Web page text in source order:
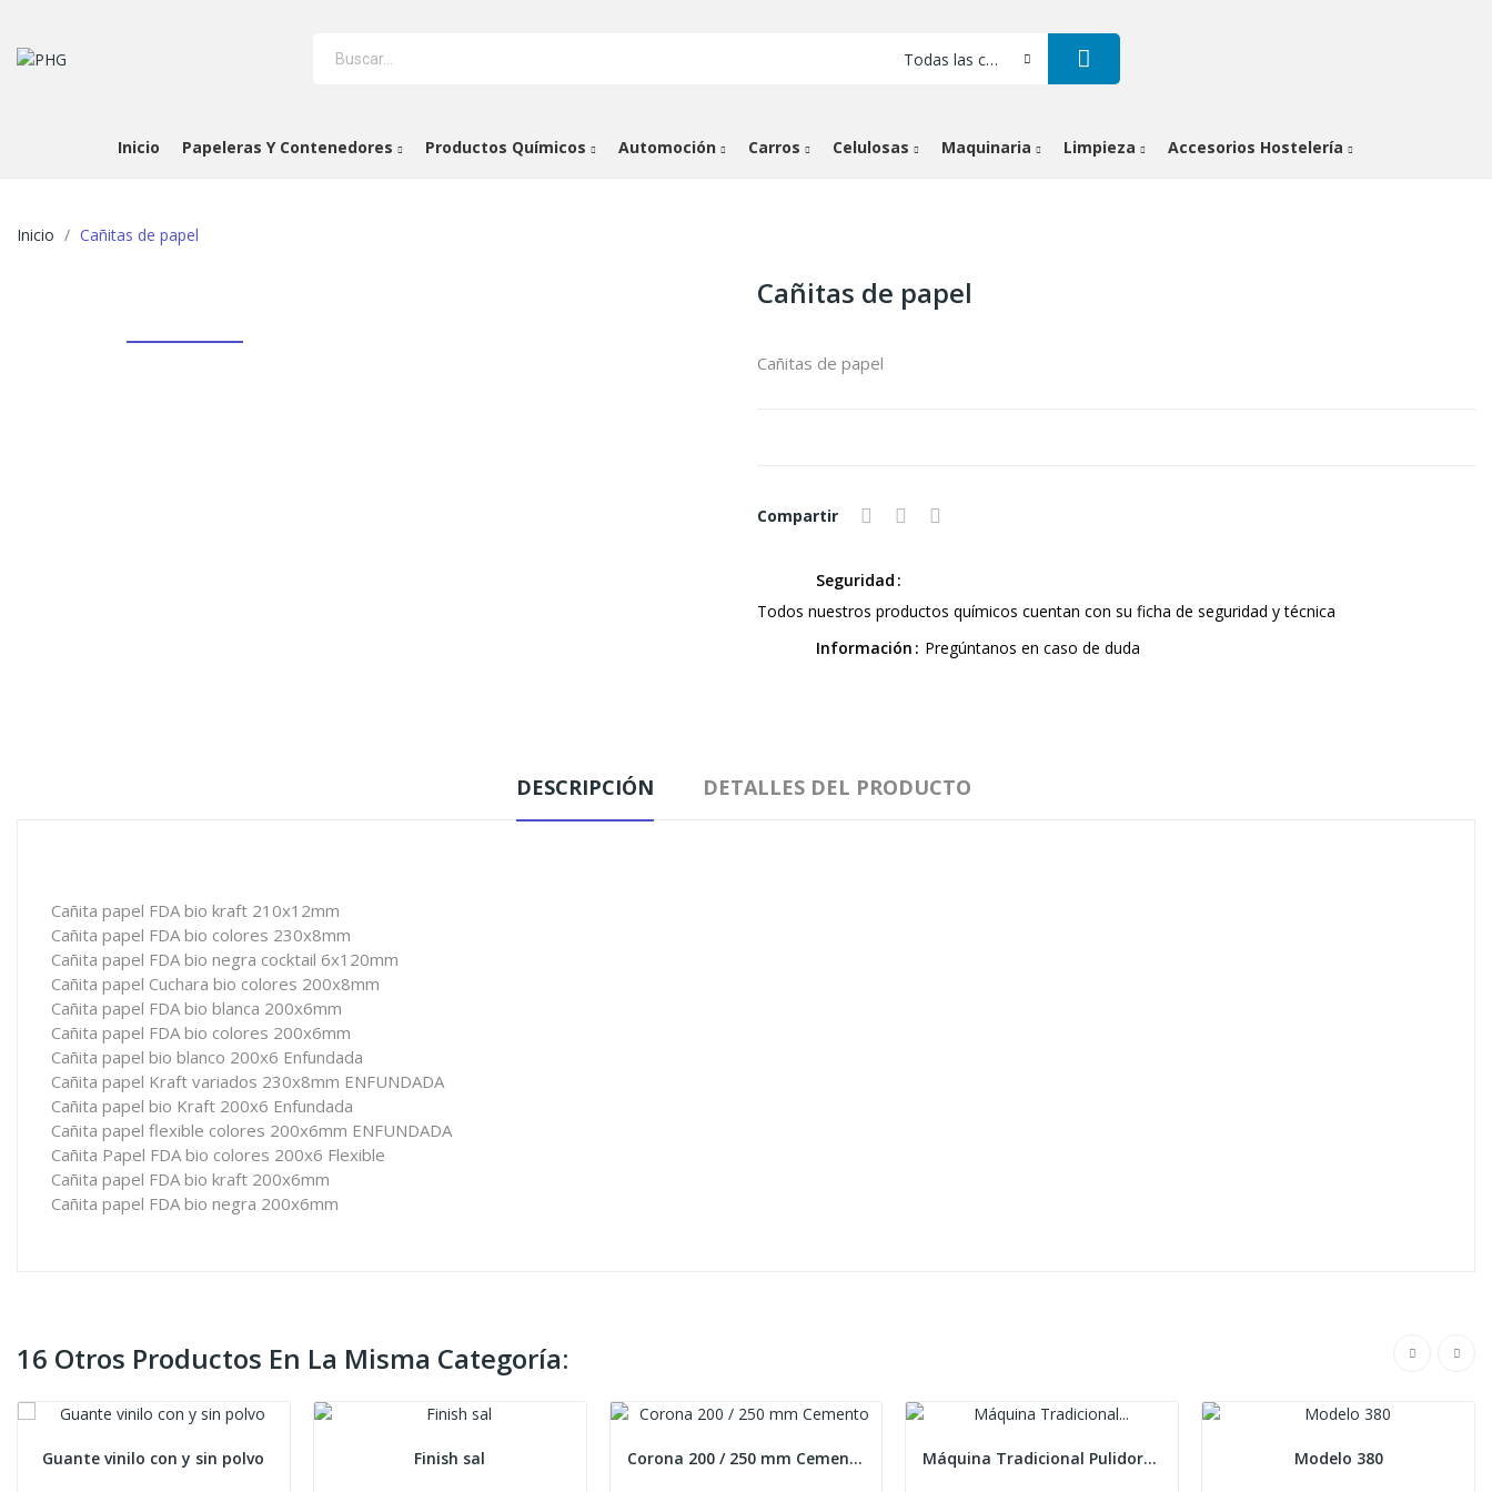
Todas las categorías
Inicio Papeleras Y Contenedores Productos Químicos Automoción Carros Celulosas Maquinaria Limpieza Accesorios Hostelería
Inicio Cañitas de papel
Cañitas de papel
Cañitas de papel
Compartir
Seguridad
Todos nuestros productos químicos cuentan con su ficha de seguridad y técnica
Información
Pregúntanos en caso de duda
DESCRIPCIÓN DETALLES DEL PRODUCTO
Cañita papel FDA bio kraft 210x12mm
Cañita papel FDA bio colores 230x8mm
Cañita papel FDA bio negra cocktail 6x120mm
Cañita papel Cuchara bio colores 200x8mm
Cañita papel FDA bio blanca 200x6mm
Cañita papel FDA bio colores 200x6mm
Cañita papel bio blanco 200x6 Enfundada
Cañita papel Kraft variados 230x8mm ENFUNDADA
Cañita papel bio Kraft 200x6 Enfundada
Cañita papel flexible colores 200x6mm ENFUNDADA
Cañita Papel FDA bio colores 200x6 Flexible
Cañita papel FDA bio kraft 200x6mm
Cañita papel FDA bio negra 200x6mm
16 Otros Productos En La Misma Categoría:
Guante vinilo con y sin polvo Finish sal Corona 200 / 250 mm Cemento Máquina Tradicional Pulidora de Rebajar RA-75 T Modelo 380